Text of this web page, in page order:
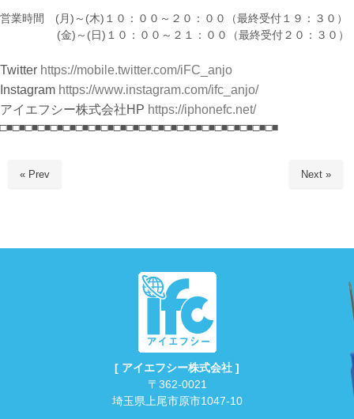
営業時間 (月)～(木)１０：００～２０：００（最終受付１９：３０）
(金)～(日)１０：００～２１：００（最終受付２０：３０）
Twitter https://mobile.twitter.com/iFC_anjo
Instagram https://www.instagram.com/ifc_anjo/
アイエフシー株式会社HP https://iphonefc.net/
□■□■□■□■□■□■□■□■□■□■□■□■□■□■□■□■□■□■□■□■□■□■
« Prev Next »
[ アイエフシー株式会社 ]
〒362-0021
埼玉県上尾市原市1047-10